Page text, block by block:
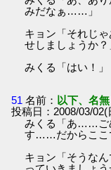
みだなぁ……」
キョン「それじ
せしましょうか？
みくる「はい！」
51 名前： 以下、名
投稿日：2008/03/
みくる「あ……ご
す……だからここ
キョン「そうな